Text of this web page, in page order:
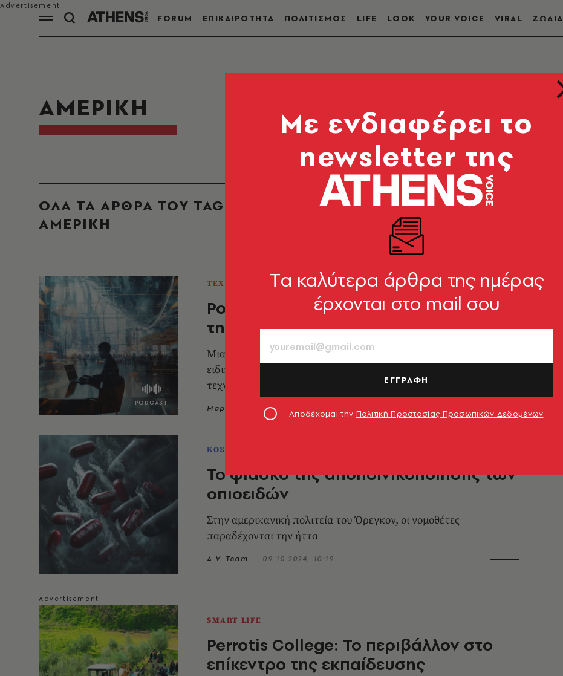
FORUM ΕΠΙΚΑΙΡΟΤΗΤΑ ΠΟΛΙΤΙΣΜΟΣ LIFE LOOK YOUR VOICE VIRAL ΖΩΔΙΑ
ΑΜΕΡΙΚΗ
ΟΛΑ ΤΑ ΑΡΘΡΑ ΤΟΥ TAG
ΑΜΕΡΙΚΗ
ΤΕΧΝΟΛΟΓΙΑ - ΕΠΙΣΤΗΜΗ
Podcast | Αμερική και Κίνα: Η μάχη για
την ψηφιακή κυριαρχία
Μια συζήτηση με την Professor Aynne Kokas, κορυφαία
ειδικό στις σινοαμερικανικές σχέσεις στα μέσα και την
τεχνολογία
Μαριλίζα Αναστασοπούλου
ΚΟΣΜΟΣ
Το φιάσκο της αποποινικοποίησης των
οπιοειδών
Στην αμερικανική πολιτεία του Όρεγκον, οι νομοθέτες
παραδέχονται την ήττα
A.V. Team 09.10.2024, 10:19
SMART LIFE
Perrotis College: Το περιβάλλον στο
επίκεντρο της εκπαίδευσης
Mε ενδιαφέρει το
newsletter της
Tα καλύτερα άρθρα της ημέρας
έρχονται στο mail σου
ΕΓΓΡΑΦΗ
Αποδέχομαι την Πολιτική Προστασίας Προσωπικών Δεδομένων